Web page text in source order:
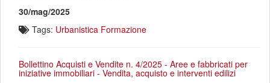
30/mag/2025
Tags: Urbanistica Formazione
Bollettino Acquisti e Vendite n. 4/2025 - Aree e fabbricati per
iniziative immobiliari - Vendita, acquisto e interventi edilizi